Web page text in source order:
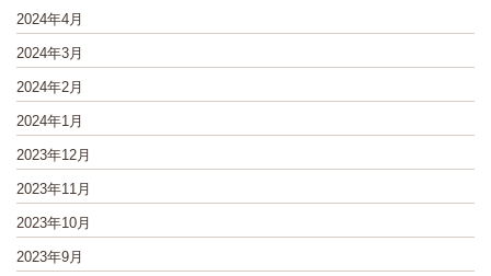
2024年4月
2024年3月
2024年2月
2024年1月
2023年12月
2023年11月
2023年10月
2023年9月